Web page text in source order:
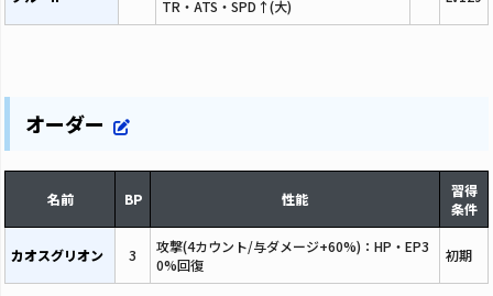
TR・ATS・SPD↑(大)
オーダー
名前 BP 性能
習得
条件
カオスグリオン 3
攻撃(4カウント/与ダメージ+60%)：HP・EP3
0%回復
初期